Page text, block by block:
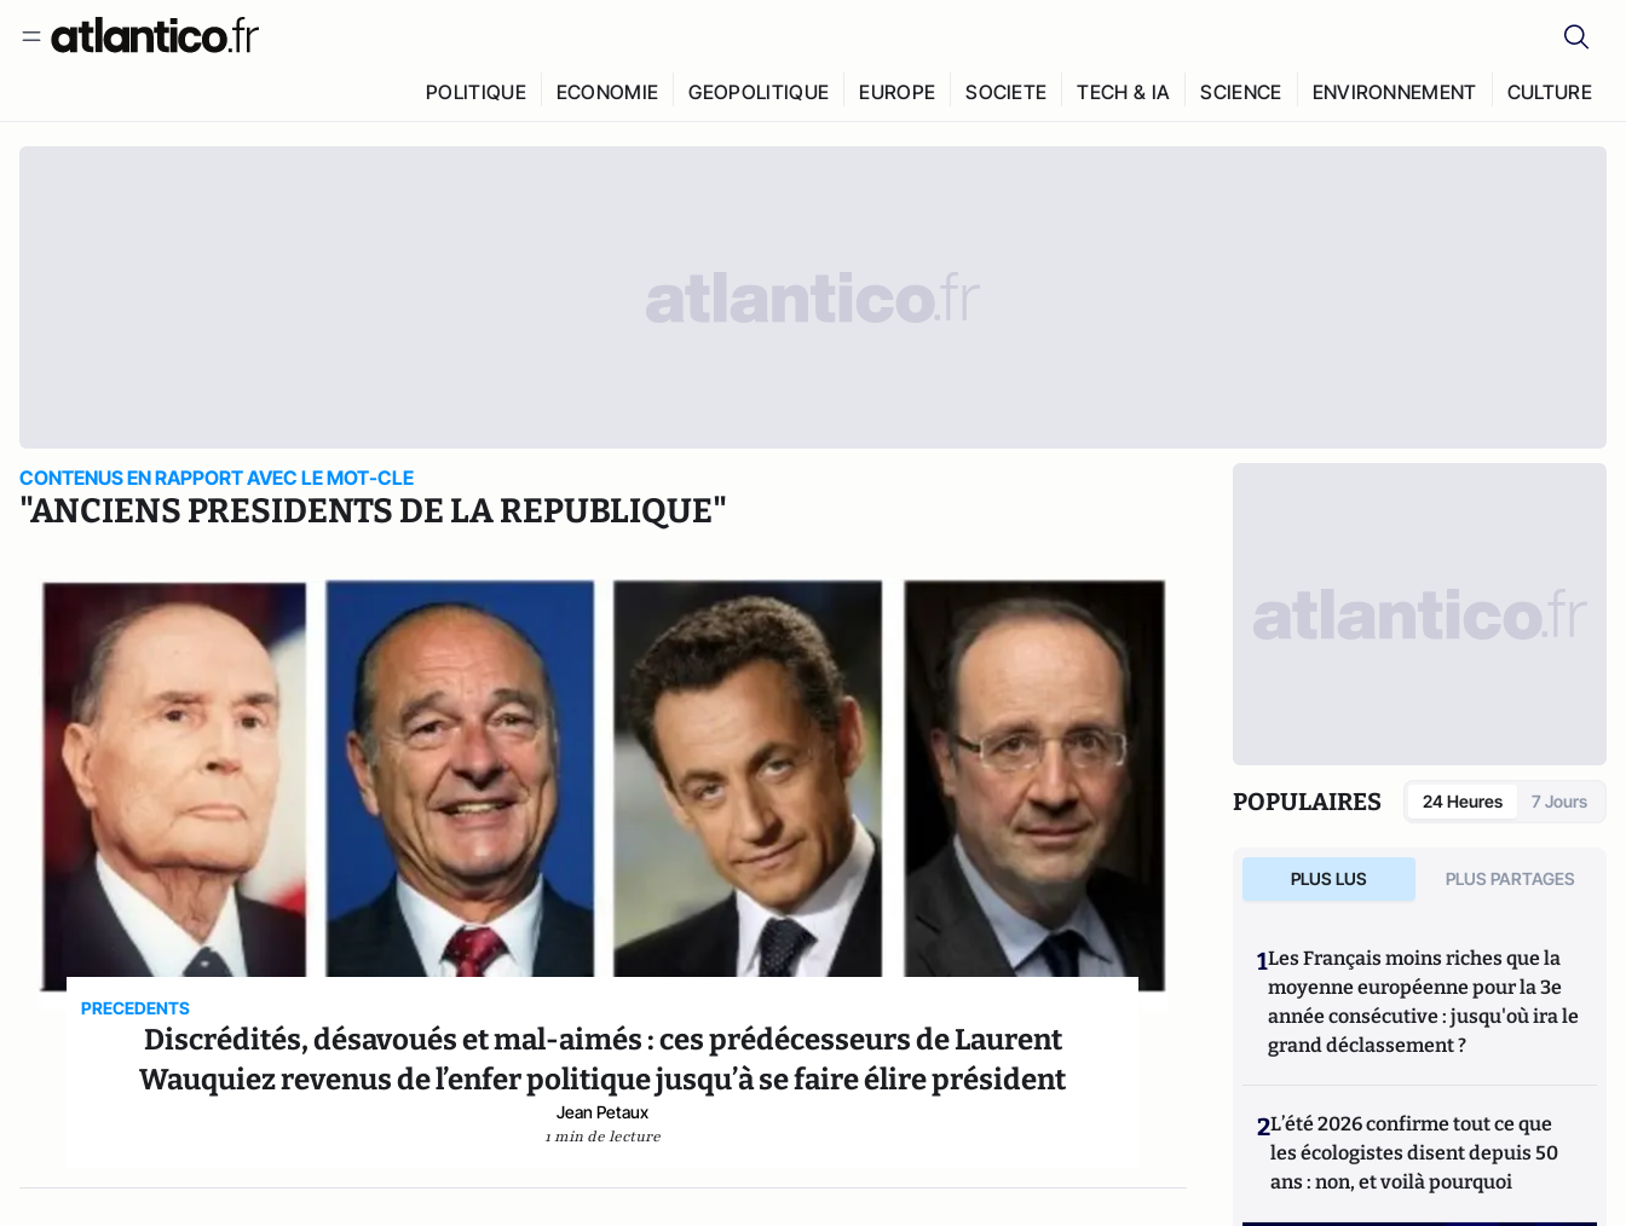
POLITIQUE ECONOMIE GEOPOLITIQUE EUROPE SOCIETE TECH & IA SCIENCE ENVIRONNEMENT CULTURE
CONTENUS EN RAPPORT AVEC LE MOT-CLE
"ANCIENS PRESIDENTS DE LA REPUBLIQUE"
PRECEDENTS
Discrédités, désavoués et mal-aimés : ces prédécesseurs de Laurent
Wauquiez revenus de l’enfer politique jusqu’à se faire élire président
Jean Petaux
1 min de lecture
POPULAIRES 24 Heures 7 Jours
PLUS LUS PLUS PARTAGES
1Les Français moins riches que la
moyenne européenne pour la 3e
année consécutive : jusqu'où ira le
grand déclassement ?
2L’été 2026 confirme tout ce que
les écologistes disent depuis 50
ans : non, et voilà pourquoi